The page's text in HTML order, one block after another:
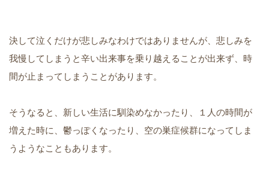
決して泣くだけが悲しみなわけではありませんが、悲しみを
我慢してしまうと辛い出来事を乗り越えることが出来ず、時
間が止まってしまうことがあります。
そうなると、新しい生活に馴染めなかったり、１人の時間が
増えた時に、鬱っぽくなったり、空の巣症候群になってしま
うようなこともあります。